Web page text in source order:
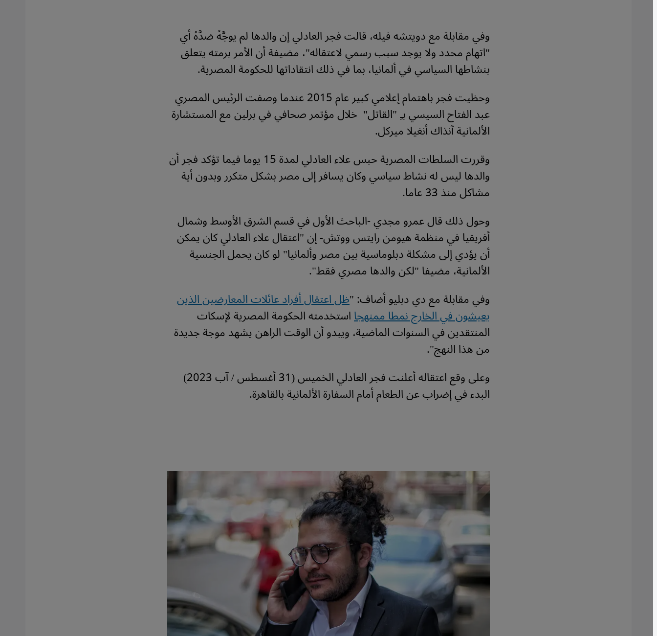
وفي مقابلة مع دويتشه فيله، قالت فجر العادلي إن والدها لم يوجَّهْ ضدَّهُ أي
"اتهام محدد ولا يوجد سبب رسمي لاعتقاله"، مضيفة أن الأمر برمته يتعلق
بنشاطها السياسي في ألمانيا، بما في ذلك انتقاداتها للحكومة المصرية.
وحظيت فجر باهتمام إعلامي كبير عام 2015 عندما وصفت الرئيس المصري
عبد الفتاح السيسي بـِ "القاتل" خلال مؤتمر صحافي في برلين مع المستشارة
الألمانية آنذاك أنغيلا ميركل.
وقررت السلطات المصرية حبس علاء العادلي لمدة 15 يوما فيما تؤكد فجر أن
والدها ليس له نشاط سياسي وكان يسافر إلى مصر بشكل متكرر وبدون أية
مشاكل منذ 33 عاما.
وحول ذلك قال عمرو مجدي -الباحث الأول في قسم الشرق الأوسط وشمال
أفريقيا في منظمة هيومن رايتس ووتش- إن "اعتقال علاء العادلي كان يمكن
أن يؤدي إلى مشكلة دبلوماسية بين مصر وألمانيا" لو كان يحمل الجنسية
الألمانية، مضيفا "لكن والدها مصري فقط".
وفي مقابلة مع دي دبليو أضاف: "ظل اعتقال أفراد عائلات المعارضين الذين
يعيشون في الخارج نمطا ممنهجااستخدمته الحكومة المصرية لإسكات
المنتقدين في السنوات الماضية، ويبدو أن الوقت الراهن يشهد موجة جديدة
من هذا النهج".
وعلى وقع اعتقاله أعلنت فجر العادلي الخميس (31 أغسطس / آب 2023)
البدء في إضراب عن الطعام أمام السفارة الألمانية بالقاهرة.